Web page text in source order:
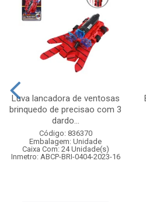
Luva lancadora de ventosas
brinquedo de precisao com 3
dardo...
Código: 836370
Embalagem: Unidade
Caixa Com: 24 Unidade(s)
Inmetro: ABCP-BRI-0404-2023-16